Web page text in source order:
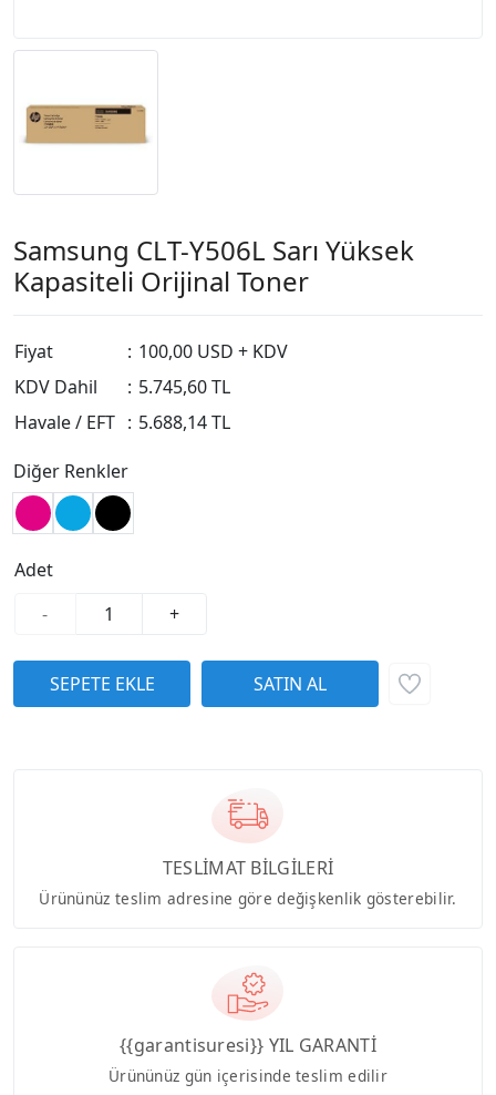
Samsung CLT-Y506L Sarı Yüksek
Kapasiteli Orijinal Toner
Fiyat : 100,00 USD + KDV
KDV Dahil
: 5.745,60 TL
Havale / EFT : 5.688,14 TL
Diğer Renkler
Adet
-
+
TESLİMAT BİLGİLERİ
Ürününüz teslim adresine göre değişkenlik gösterebilir.
{{garantisuresi}} YIL GARANTİ
Ürününüz gün içerisinde teslim edilir